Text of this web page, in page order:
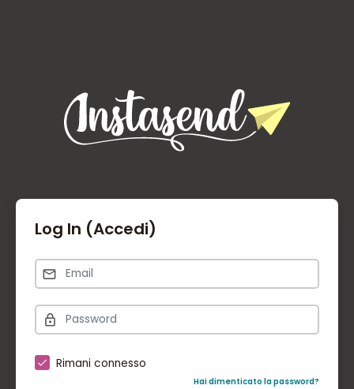
Log In (Accedi)
Rimani connesso
Hai dimenticato la password?